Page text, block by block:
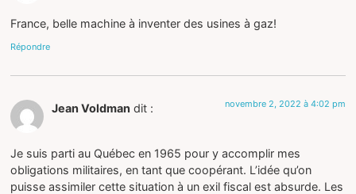
France, belle machine à inventer des usines à gaz!
Répondre
Jean Voldman dit : novembre 2, 2022 à 4:02 pm
Je suis parti au Québec en 1965 pour y accomplir mes
obligations militaires, en tant que coopérant. L’idée qu’on
puisse assimiler cette situation à un exil fiscal est absurde. Les